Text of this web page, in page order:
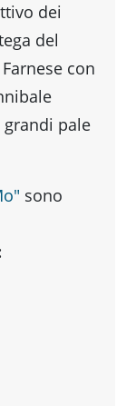
dei
del
con
pale
sono